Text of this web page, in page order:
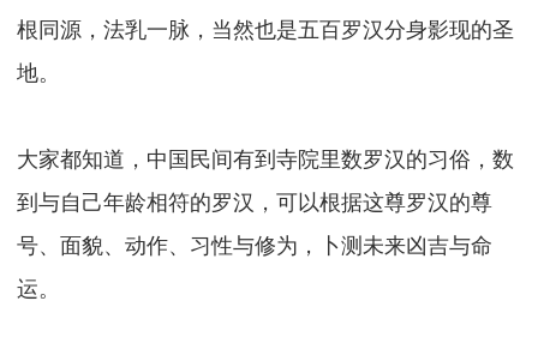
根同源，法乳一脉，当然也是五百罗汉分身影现的圣
地。
大家都知道，中国民间有到寺院里数罗汉的习俗，数
到与自己年龄相符的罗汉，可以根据这尊罗汉的尊
号、面貌、动作、习性与修为，卜测未来凶吉与命
运。